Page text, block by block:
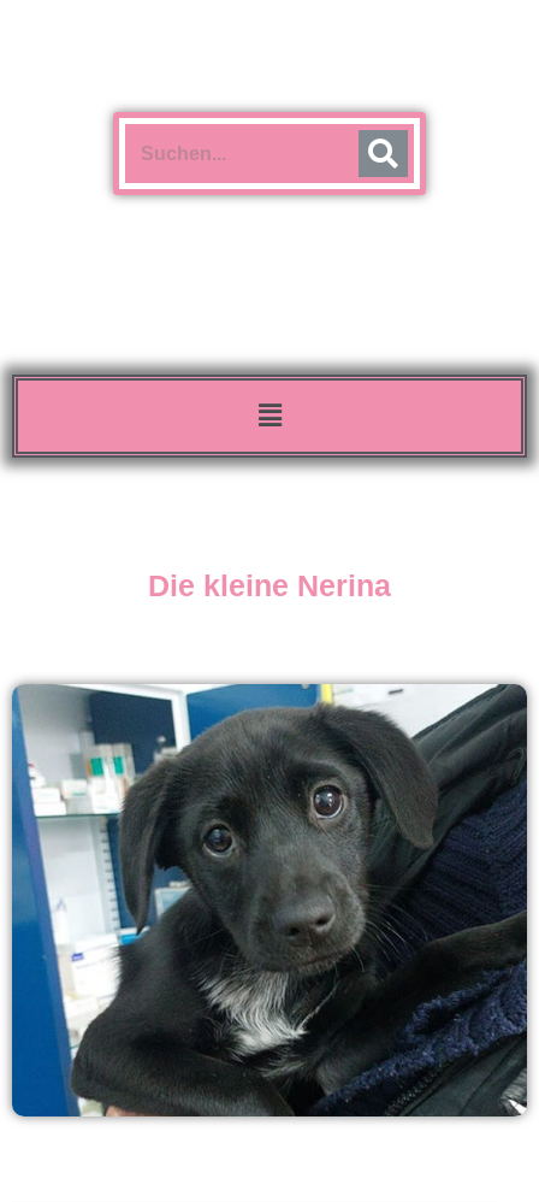
Menü
Die kleine Nerina